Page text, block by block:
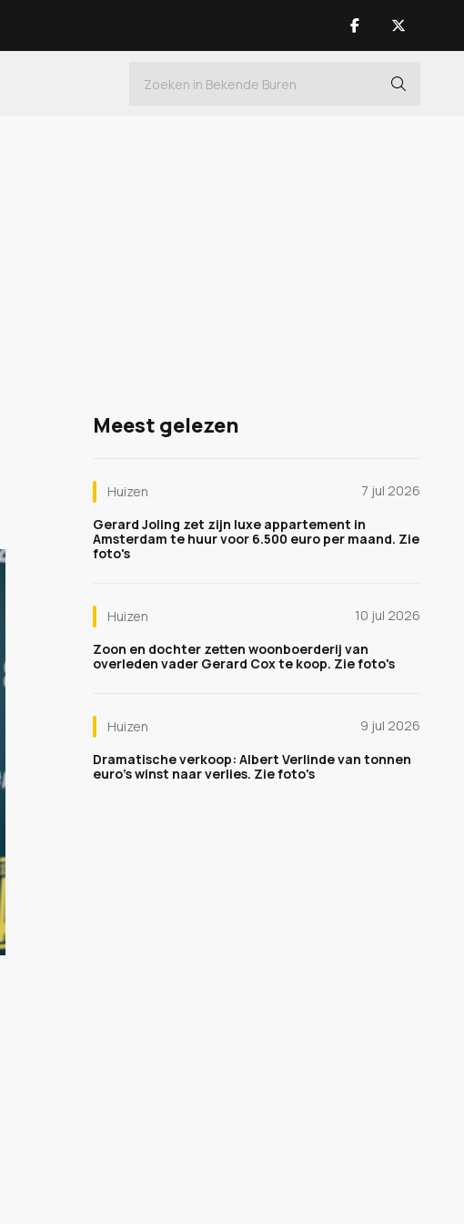
Meest gelezen
Huizen
7 jul 2026
Gerard Joling zet zijn luxe appartement in
Amsterdam te huur voor 6.500 euro per maand. Zie
foto's
Huizen
10 jul 2026
Zoon en dochter zetten woonboerderij van
overleden vader Gerard Cox te koop. Zie foto's
Huizen
9 jul 2026
Dramatische verkoop: Albert Verlinde van tonnen
euro's winst naar verlies. Zie foto's